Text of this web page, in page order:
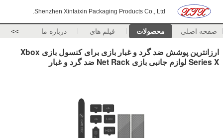
Shenzhen Xintaixin Packaging Products Co., Ltd.
صفحه اصلی محصولات فیلم های درباره ما >>
ارزانترین پوشش ضد گرد و غبار بازی برای کنسول بازی Xbox
Series X لوازم جانبی بازی Net Rack ضد گرد و غبار